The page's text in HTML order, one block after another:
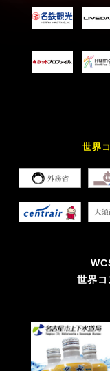
世界
世界